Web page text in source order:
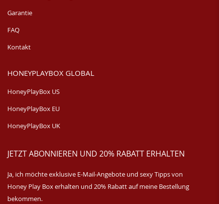
Garantie
FAQ
Kontakt
HONEYPLAYBOX GLOBAL
HoneyPlayBox US
HoneyPlayBox EU
HoneyPlayBox UK
JETZT ABONNIEREN UND 20% RABATT ERHALTEN
Ja, ich möchte exklusive E-Mail-Angebote und sexy Tipps von
Honey Play Box erhalten und 20% Rabatt auf meine Bestellung
bekommen.